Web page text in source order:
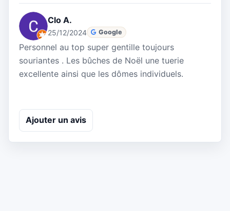
Clo A.
25/12/2024 Google
Personnel au top super gentille toujours
souriantes . Les bûches de Noël une tuerie
excellente ainsi que les dômes individuels.
Ajouter un avis